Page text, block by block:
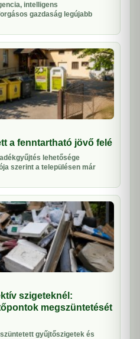
intelligens
gazdaság legújabb
a fenntartható jövő felé
lehetősége
szerint a településen már
szigeteknél:
megszüntetését
gyűjtőszigetek és